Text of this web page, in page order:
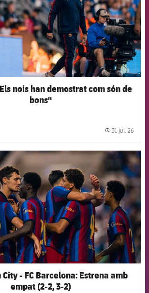
nois han demostrat com són de
bons"
31 jul. 26
FCB Barcelona badge
- FC Barcelona: Estrena amb
empat (2-2, 3-2)